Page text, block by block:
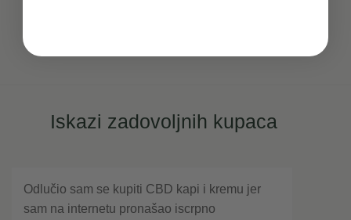
Iskazi zadovoljnih kupaca
Odlučio sam se kupiti CBD kapi i kremu jer
sam na internetu pronašao iscrpno